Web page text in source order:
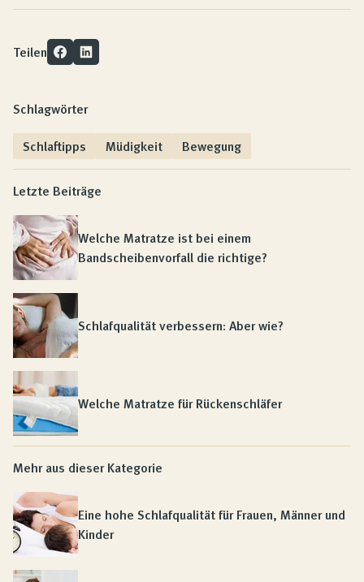
Teilen
Schlagwörter
Schlaftipps
Müdigkeit Bewegung
Letzte Beiträge
Welche Matratze ist bei einem
Bandscheibenvorfall die richtige?
Schlafqualität verbessern: Aber wie?
Welche Matratze für Rückenschläfer
Mehr aus dieser Kategorie
Eine hohe Schlafqualität für Frauen, Männer und
Kinder